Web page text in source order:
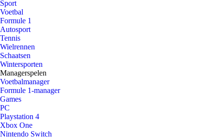
Sport
Voetbal
Formule 1
Autosport
Tennis
Wielrennen
Schaatsen
Wintersporten
Managerspelen
Voetbalmanager
Formule 1-manager
Games
PC
Playstation 4
Xbox One
Nintendo Switch